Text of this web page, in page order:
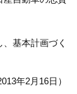
基本計画づく
年2月16日）